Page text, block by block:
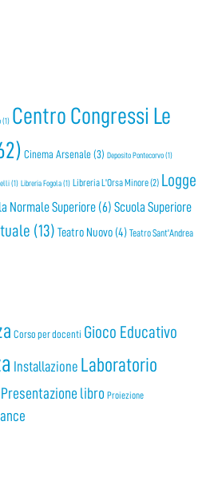
(1) Centro Congressi Le
Cinema Arsenale (3) Deposito Pontecorvo(1)
(1) Libreria Fogola(1) Libreria L'Orsa Minore(2) Logge
Normale Superiore (6) Scuola Superiore
(13) Teatro Nuovo(4) Teatro Sant'Andrea
Corso per docenti Gioco Educativo
Installazione Laboratorio
Presentazione libro Proiezione